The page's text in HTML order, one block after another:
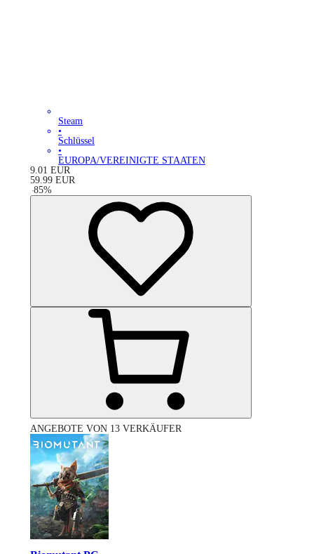
Steam
•
Schlüssel
•
EUROPA/VEREINIGTE STAATEN
9.01 EUR
59.99 EUR
-85%
ANGEBOTE VON 13 VERKÄUFER